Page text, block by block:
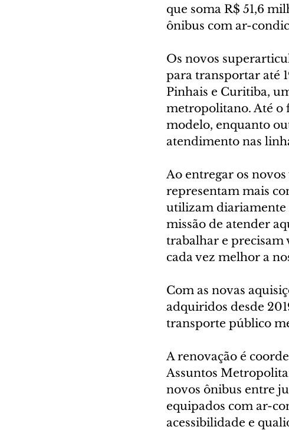
que soma R$ 51,6
ônibus com ar-
Os novos
para transportar até
Pinhais e Curitiba,
metropolitano. Até o
modelo, enquanto
atendimento nas
Ao entregar os
representam mais
utilizam diariamente
missão de atender
trabalhar e precisam
cada vez melhor a
Com as novas
adquiridos desde
transporte público
A renovação é
Assuntos
novos ônibus entre
equipados com ar-
acessibilidade e